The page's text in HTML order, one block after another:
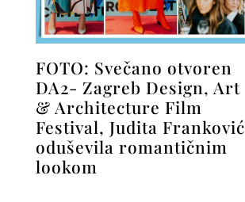
FOTO: Svečano otvoren
DA2- Zagreb Design, Art
& Architecture Film
Festival, Judita Franković
oduševila romantičnim
lookom